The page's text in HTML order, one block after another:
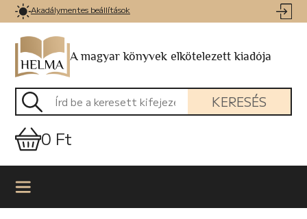
Akadálymentes beállítások
A magyar könyvek elkötelezett kiadója
KERESÉS
0 Ft